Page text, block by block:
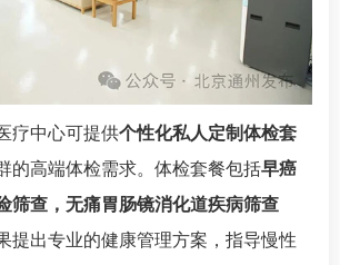
疗中心可提供个性化私人定制体检套
的高端体检需求。体检套餐包括早癌
筛查，无痛胃肠镜消化道疾病筛查
提出专业的健康管理方案，指导慢性